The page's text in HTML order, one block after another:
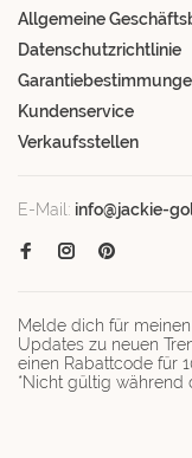
Allgemeine
Datenschutzrichtlinie
Kundenservice
Verkaufsstellen
E-Mail: info@jackie-
Melde dich für
Updates zu neuen
einen Rabattcode für
*Nicht gültig während